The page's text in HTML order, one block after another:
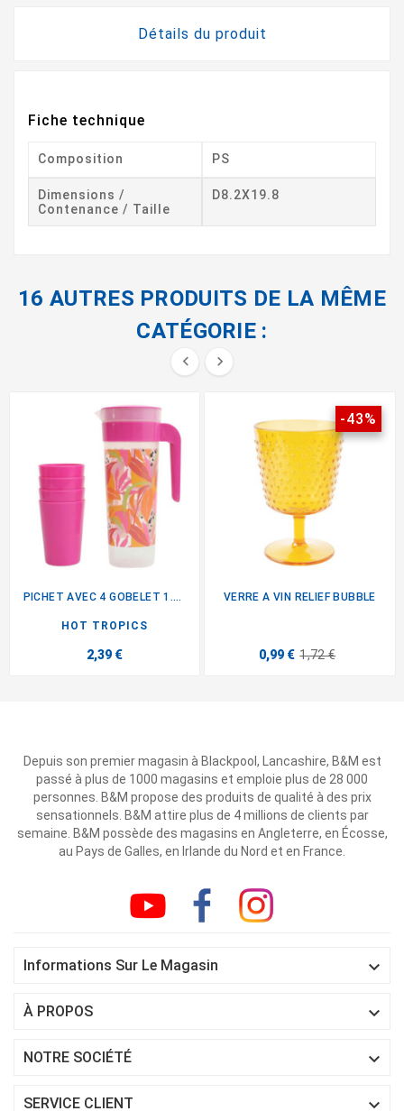
Détails du produit
Fiche technique
Composition PS
Dimensions /
Contenance / Taille
D8.2X19.8
16 AUTRES PRODUITS DE LA MÊME
CATÉGORIE :
 
PICHET AVEC 4 GOBELET 1.4L...
HOT TROPICS
2,39 €
-43%
VERRE A VIN RELIEF BUBBLE
0,99 € 1,72 €
Depuis son premier magasin à Blackpool, Lancashire, B&M est
passé à plus de 1000 magasins et emploie plus de 28 000
personnes. B&M propose des produits de qualité à des prix
sensationnels. B&M attire plus de 4 millions de clients par
semaine. B&M possède des magasins en Angleterre, en Écosse,
au Pays de Galles, en Irlande du Nord et en France.
Informations Sur Le Magasin 
À PROPOS 
NOTRE SOCIÉTÉ 
SERVICE CLIENT 